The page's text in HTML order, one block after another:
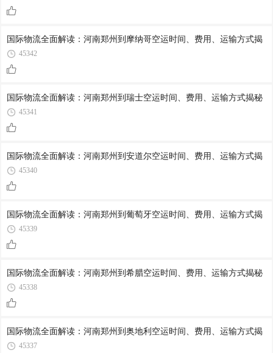
国际物流全面解读：河南郑州到摩纳哥空运时间、费用、运输方式揭
45342
国际物流全面解读：河南郑州到瑞士空运时间、费用、运输方式揭秘
45341
国际物流全面解读：河南郑州到安道尔空运时间、费用、运输方式揭
45340
国际物流全面解读：河南郑州到葡萄牙空运时间、费用、运输方式揭
45339
国际物流全面解读：河南郑州到希腊空运时间、费用、运输方式揭秘
45338
国际物流全面解读：河南郑州到奥地利空运时间、费用、运输方式揭
45337